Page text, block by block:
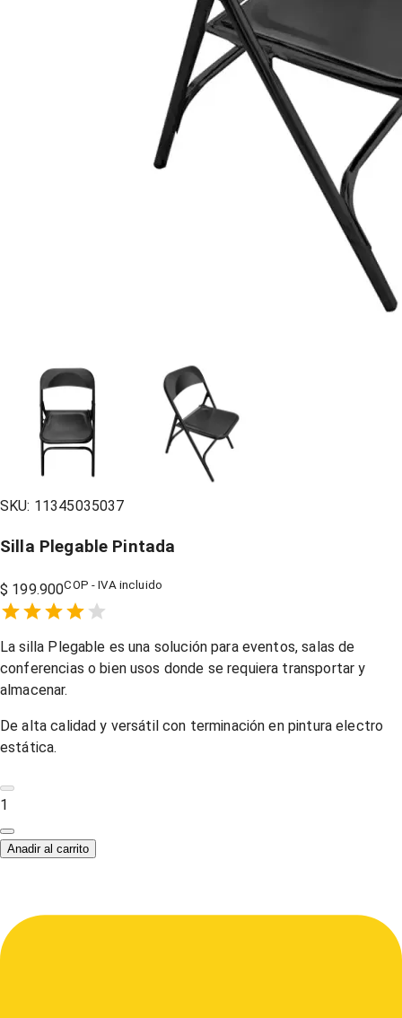
SKU: 11345035037
Silla Plegable Pintada
$ 199.900COP - IVA incluido
1 Star,
2 Stars,
3 Stars,
4 Stars,
5 Stars,
La silla Plegable es una solución para eventos, salas de
conferencias o bien usos donde se requiera transportar y
almacenar.
De alta calidad y versátil con terminación en pintura electro
estática.
1
Anadir al carrito